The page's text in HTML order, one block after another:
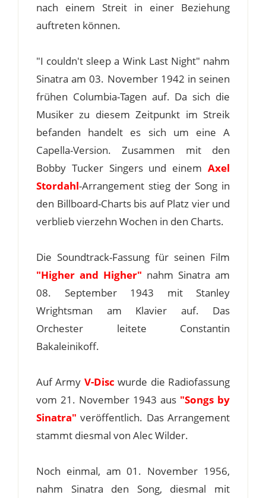
nach einem Streit in einer Beziehung
auftreten können.
"I couldn't sleep a Wink Last Night" nahm
Sinatra am 03. November 1942 in seinen
frühen Columbia-Tagen auf. Da sich die
Musiker zu diesem Zeitpunkt im Streik
befanden handelt es sich um eine A
Capella-Version. Zusammen mit den
Bobby Tucker Singers und einem Axel
Stordahl-Arrangement stieg der Song in
den Billboard-Charts bis auf Platz vier und
verblieb vierzehn Wochen in den Charts.
Die Soundtrack-Fassung für seinen Film
"Higher and Higher" nahm Sinatra am
08. September 1943 mit Stanley
Wrightsman am Klavier auf. Das
Orchester leitete Constantin
Bakaleinikoff.
Auf Army V-Disc wurde die Radiofassung
vom 21. November 1943 aus "Songs by
Sinatra" veröffentlich. Das Arrangement
stammt diesmal von Alec Wilder.
Noch einmal, am 01. November 1956,
nahm Sinatra den Song, diesmal mit